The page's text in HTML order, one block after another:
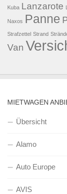
Kuba Lanzarote
Naxos Panne
Strafzettel Strand
Van
MIETWAGEN
Übersicht
Alamo
Auto Europe
AVIS